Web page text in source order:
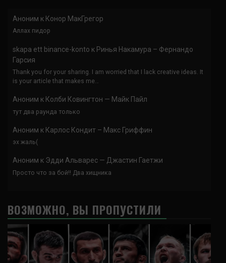
Аноним к Конор МакГрегор
Аллах пидор
skapa ett binance-konto к Ринья Накамура – Фернандо
Гарсия
Thank you for your sharing. I am worried that I lack creative ideas. It
is your article that makes me…
Аноним к Колби Ковингтон — Майк Пайл
тут два раунда только
Аноним к Карлос Кондит – Макс Гриффин
эх жаль(
Аноним к Эдди Альварес — Джастин Гаетжи
Просто что за бой!! Два хищника
ВОЗМОЖНО, ВЫ ПРОПУСТИЛИ